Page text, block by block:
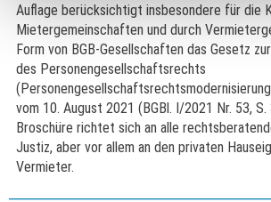
Auflage berücksichtigt insbesondere für die
Mietergemeinschaften und durch
Form von BGB-Gesellschaften das Gesetz
des Personengesellschaftsrechts
vom 10. August 2021 (BGBl. I/2021 Nr. 53,
Broschüre richtet sich an alle
Justiz, aber vor allem an den privaten
Vermieter.